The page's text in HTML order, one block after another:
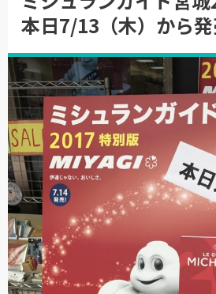
本日7/13（木）から発